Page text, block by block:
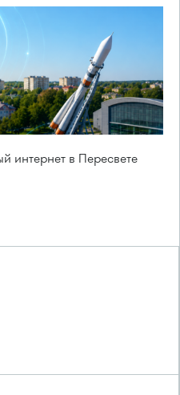
интернет в Пересвете